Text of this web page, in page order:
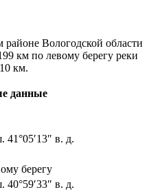
Вологодской области
км по левому берегу реки
км.
данные
41°05′13″ в. д.
берегу
40°59′33″ в. д.